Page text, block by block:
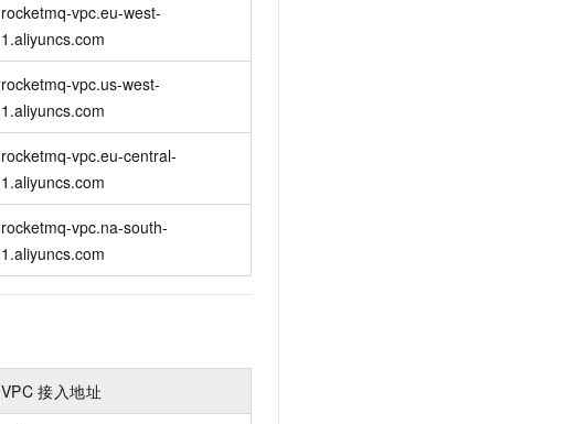
rocketmq-vpc.eu-west-
1.aliyuncs.com
rocketmq-vpc.us-west-
1.aliyuncs.com
rocketmq-vpc.eu-central-
1.aliyuncs.com
rocketmq-vpc.na-south-
1.aliyuncs.com
VPC 接入地址